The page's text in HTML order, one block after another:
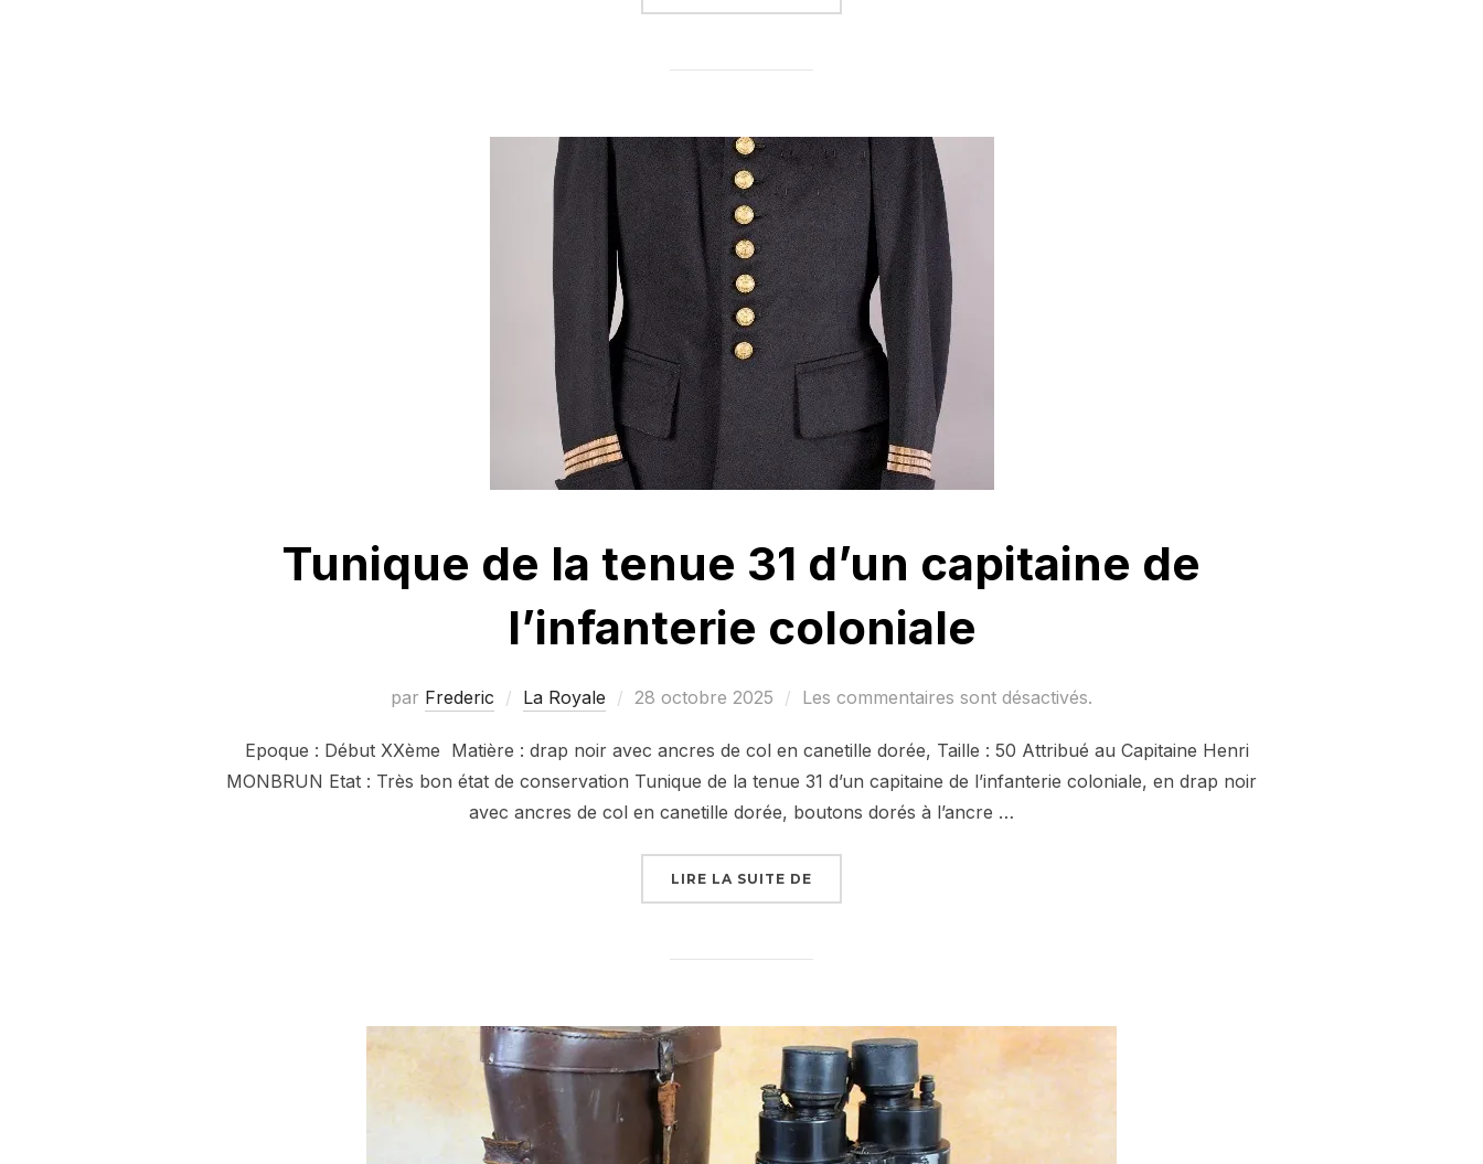
Tunique de la tenue 31 d’un capitaine de
l’infanterie coloniale
par Frederic La Royale
Publié
28 octobre 2025 Les commentaires sont désactivés.
Epoque : Début XXème Matière : drap noir avec ancres de col en canetille dorée, Taille : 50 Attribué au Capitaine Henri
MONBRUN Etat : Très bon état de conservation Tunique de la tenue 31 d’un capitaine de l’infanterie coloniale, en drap noir
avec ancres de col en canetille dorée, boutons dorés à l’ancre …
LIRE LA SUITE DE